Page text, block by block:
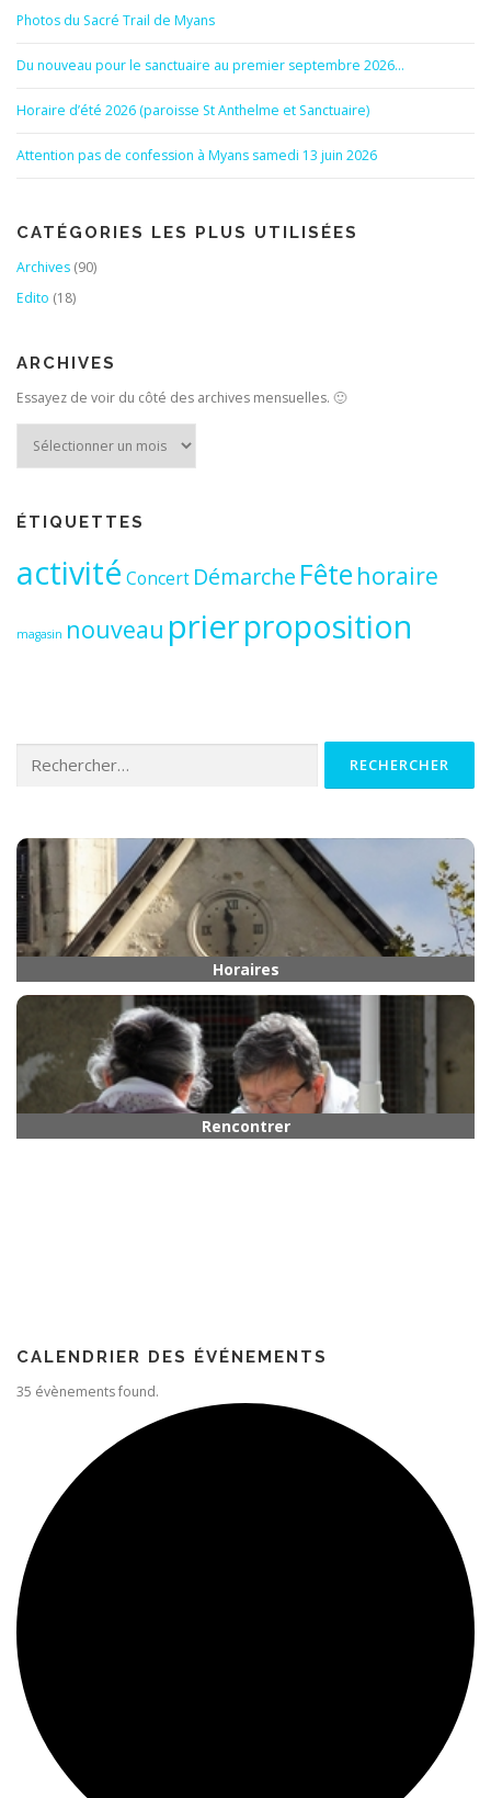
Photos du Sacré Trail de Myans
Du nouveau pour le sanctuaire au premier septembre 2026…
Horaire d’été 2026 (paroisse St Anthelme et Sanctuaire)
Attention pas de confession à Myans samedi 13 juin 2026
CATÉGORIES LES PLUS UTILISÉES
Archives (90)
Edito (18)
ARCHIVES
Essayez de voir du côté des archives mensuelles. 🙂
ÉTIQUETTES
activité Concert Démarche Fête horaire
magasin nouveau prierproposition
Horaires
CALENDRIER DES ÉVÉNEMENTS
35 évènements found.